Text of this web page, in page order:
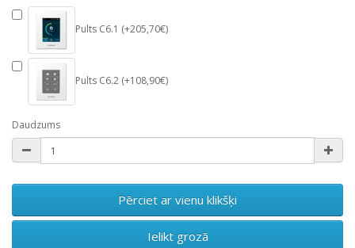
Pults C6.1 (+205,70€)
Pults C6.2 (+108,90€)
Daudzums
Pērciet ar vienu klikšķi
Ielikt grozā